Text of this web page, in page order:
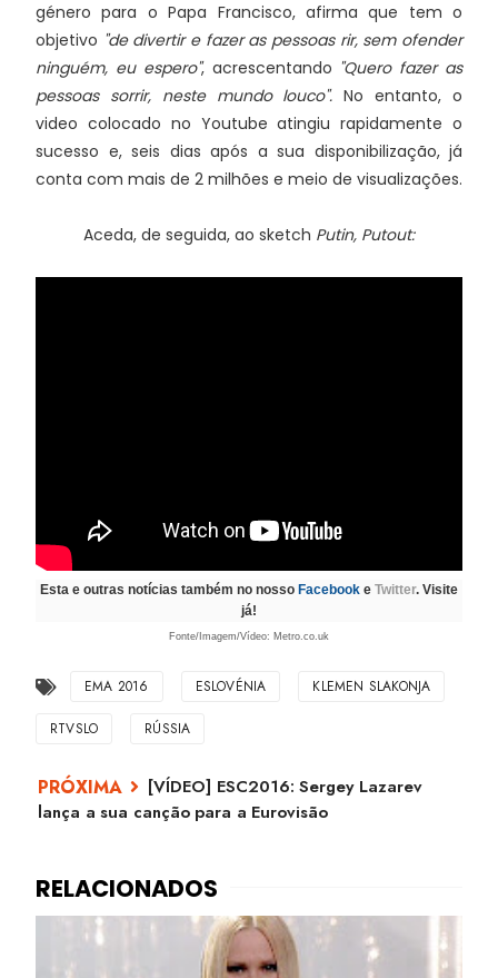
género para o Papa Francisco, afirma que tem o
objetivo "de divertir e fazer as pessoas rir, sem ofender
ninguém, eu espero", acrescentando "Quero fazer as
pessoas sorrir, neste mundo louco".No entanto, o
video colocado no Youtube atingiu rapidamente o
sucesso e, seis dias após a sua disponibilização, já
conta com mais de 2 milhões e meio de visualizações.
Aceda, de seguida, ao sketch Putin, Putout:
Esta e outras notícias também no nosso Facebook e Twitter. Visite
já!
Fonte/Imagem/Vídeo: Metro.co.uk
EMA 2016 ESLOVÉNIA KLEMEN SLAKONJA
RTVSLO RÚSSIA
[VÍDEO] ESC2016: Sergey Lazarev
lança a sua canção para a Eurovisão